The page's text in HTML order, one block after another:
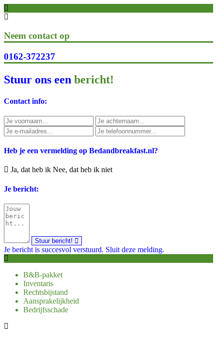
Neem contact op
0162-372237
Stuur ons een bericht!
Contact info:
Heb je een vermelding op Bedandbreakfast.nl?
Ja, dat heb ik Nee, dat heb ik niet
Je bericht:
Stuur bericht!
Je bericht is succesvol verstuurd. Sluit deze melding.
B&B-pakket
Inventaris
Rechtsbijstand
Aansprakelijkheid
Bedrijfsschade